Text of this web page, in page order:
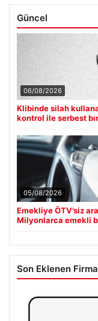
Güncel
06/08/2026
Klibinde silah
kontrol ile serbest
05/08/2026
Emekliye ÖTV’siz
Milyonlarca emekli
Son Eklenen